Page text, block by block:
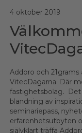
4 oktober 2019
Addoro och
VitecDagarna. Där
fastighetsbolag. Det
blandning av
seminariepass,
erfarenhetsutbyten
självklart träffa